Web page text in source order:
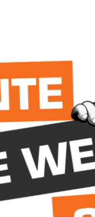
um zwischen interaktiven
Nutzererfahrung.